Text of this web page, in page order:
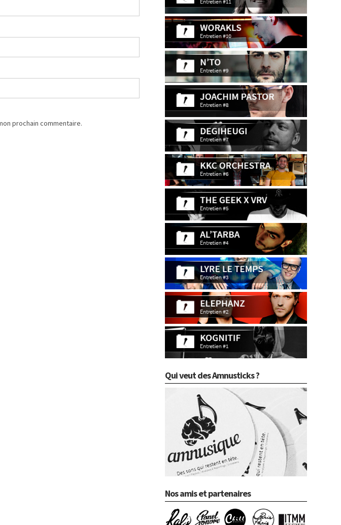
prochain commentaire.
Qui veut des Amnusticks ?
Nos amis et partenaires